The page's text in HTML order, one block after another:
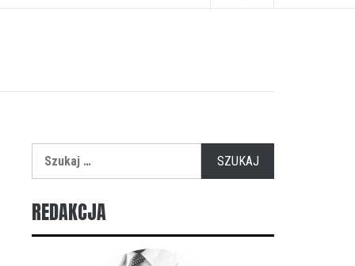
REDAKCJA